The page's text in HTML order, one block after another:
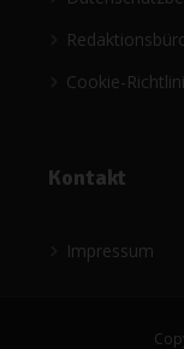
Cookie-
Kontakt
Impressum